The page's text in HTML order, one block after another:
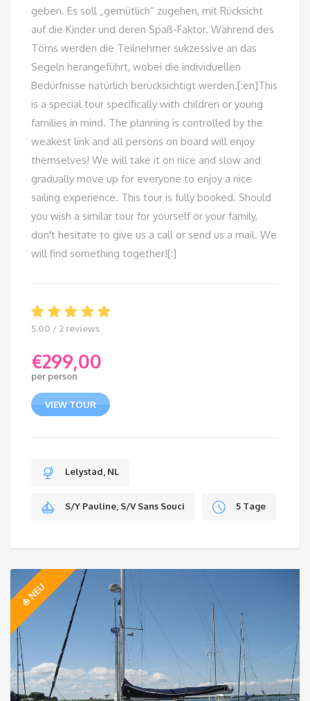
geben. Es soll „gemütlich“ zugehen, mit Rücksicht
auf die Kinder und deren Spaß-Faktor. Während des
Törns werden die Teilnehmer sukzessive an das
Segeln herangeführt, wobei die individuellen
Bedürfnisse natürlich berücksichtigt werden.[:en]This
is a special tour specifically with children or young
families in mind. The planning is controlled by the
weakest link and all persons on board will enjoy
themselves! We will take it on nice and slow and
gradually move up for everyone to enjoy a nice
sailing experience. This tour is fully booked. Should
you wish a similar tour for yourself or your family,
don't hesitate to give us a call or send us a mail. We
will find something together![:]
5.00 / 2 reviews
€299,00
per person
VIEW TOUR
Lelystad, NL
S/Y Pauline, S/V Sans Souci 5 Tage
⛵️ NEU